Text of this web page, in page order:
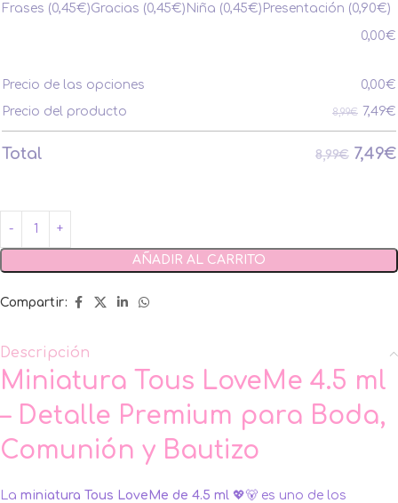
Frases (0,45€)Gracias (0,45€) Niña (0,45€) Presentación (0,90€)
0,00€
Precio de las opciones 0,00€
Precio del producto 8,99€ 7,49€
Total 8,99€ 7,49€
AÑADIR AL CARRITO
Compartir:
Descripción
Miniatura Tous LoveMe 4.5 ml
– Detalle Premium para Boda,
Comunión y Bautizo
La miniatura Tous LoveMe de 4.5 ml 💖🐻 es uno de los